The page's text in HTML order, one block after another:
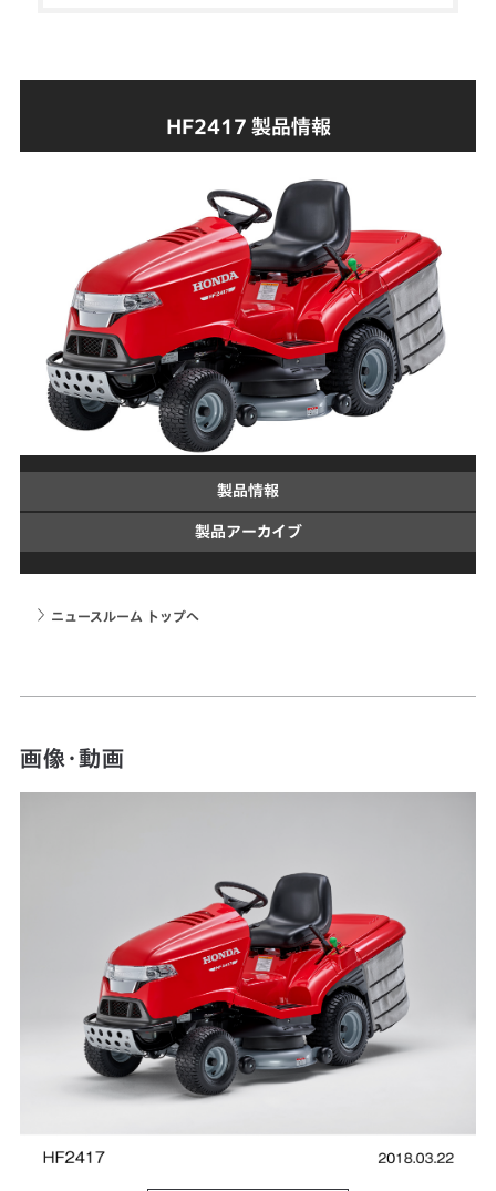
HF2417 製品情報
製品情報
製品アーカイブ
ニュースルーム トップへ
画像・動画